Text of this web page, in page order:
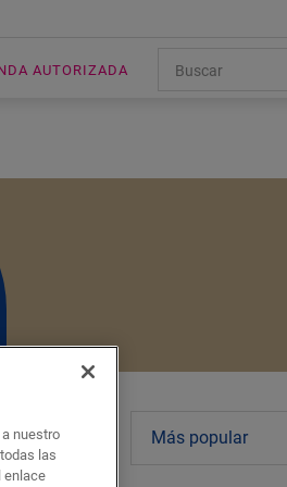
AUTORIZADA
interiores
nuestro
las
enlace